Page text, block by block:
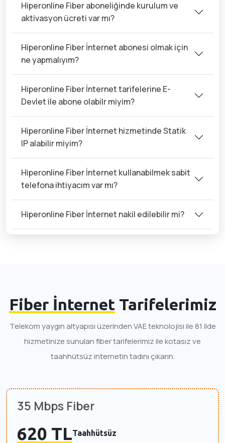
Hiperonline Fiber aboneliğinde kurulum ve
aktivasyon ücreti var mı?
Hiperonline Fiber İnternet abonesi olmak için
ne yapmalıyım?
Hiperonline Fiber İnternet tarifelerine E-
Devlet ile abone olabilr miyim?
Hiperonline Fiber İnternet hizmetinde Statik
IP alabilir miyim?
Hiperonline Fiber İnternet kullanabilmek sabit
telefona ihtiyacım var mı?
Hiperonline Fiber İnternet nakil edilebilir mi?
Fiber İnternet Tarifelerimiz
Telekom yaygın altyapısı üzerinden VAE teknolojisi ile 81 ilde
hizmetinize sunulan fiber tarifelerimiz ile kotasız ve
taahhütsüz internetin tadını çıkarın.
35 Mbps Fiber
620 TLTaahhütsüz